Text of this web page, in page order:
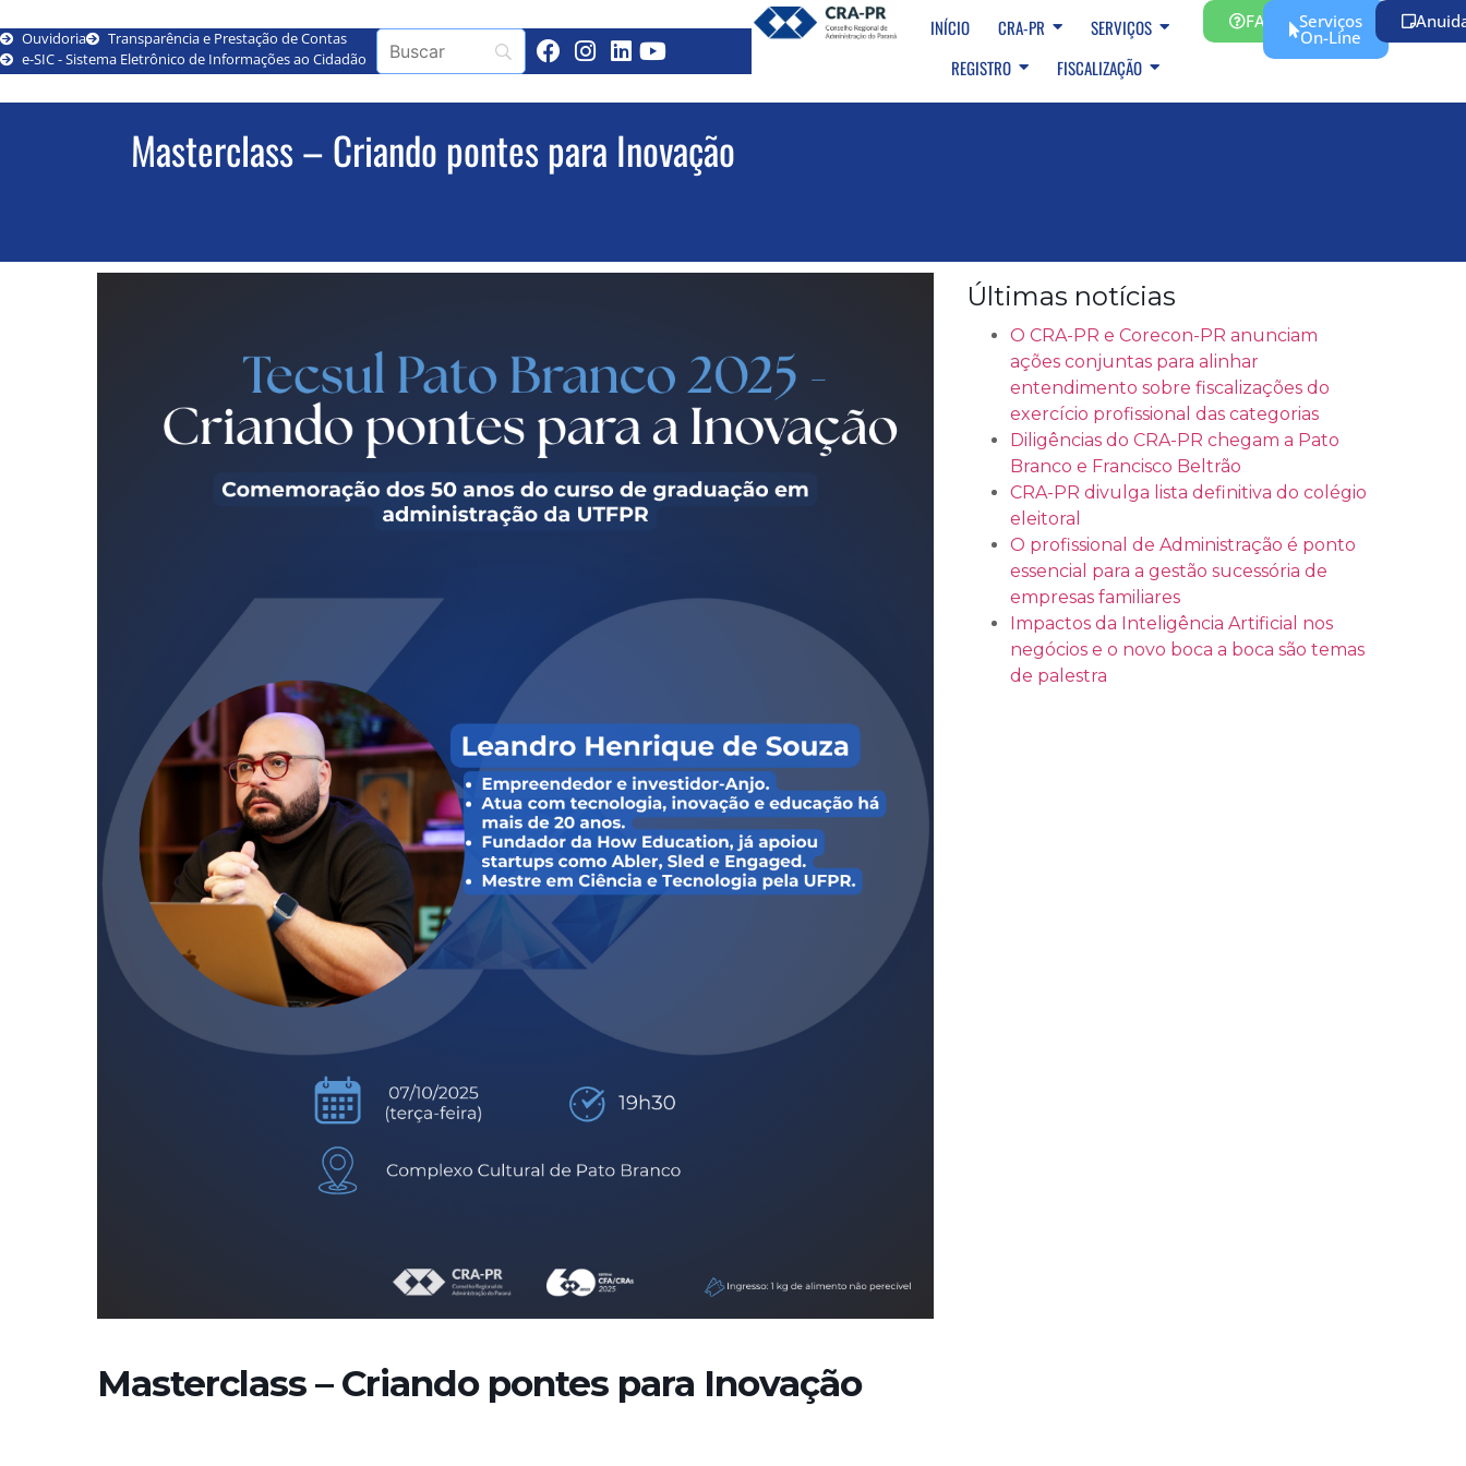
Ouvidoria
Transparência e Prestação de Contas
e-SIC - Sistema Eletrônico de Informações ao Cidadão
INÍCIO CRA-PR
SERVIÇOS
REGISTRO
FISCALIZAÇÃO
FAQ Serviços
On-Line
Masterclass – Criando pontes para Inovação
Masterclass – Criando pontes para Inovação
Últimas notícias
O CRA-PR e Corecon-PR anunciam
ações conjuntas para alinhar
entendimento sobre fiscalizações do
exercício profissional das categorias
Diligências do CRA-PR chegam a Pato
Branco e Francisco Beltrão
CRA-PR divulga lista definitiva do colégio
eleitoral
O profissional de Administração é ponto
essencial para a gestão sucessória de
empresas familiares
Impactos da Inteligência Artificial nos
negócios e o novo boca a boca são temas
de palestra